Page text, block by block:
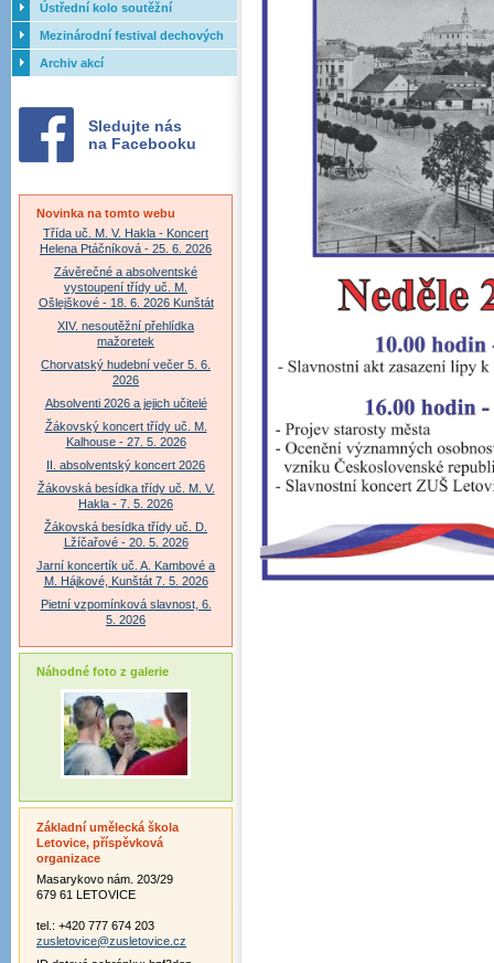
Ústřední kolo soutěžní
přehlídky dechových orchestrů
ZUŠ - 2017
Mezinárodní festival dechových
orchestrů - Letovice
Archiv akcí
Sledujte nás
na Facebooku
Novinka na tomto webu
Třída uč. M. V. Hakla - Koncert
Helena Ptáčníková - 25. 6. 2026
Závěrečné a absolventské
vystoupení třídy uč. M.
Ošlejškové - 18. 6. 2026 Kunštát
XIV. nesoutěžní přehlídka
mažoretek
Chorvatský hudební večer 5. 6.
2026
Absolventi 2026 a jejich učitelé
Žákovský koncert třídy uč. M.
Kalhouse - 27. 5. 2026
II. absolventský koncert 2026
Žákovská besídka třídy uč. M. V.
Hakla - 7. 5. 2026
Žákovská besídka třídy uč. D.
Lžíčařové - 20. 5. 2026
Jarní koncertík uč. A. Kambové a
M. Hájkové, Kunštát 7. 5. 2026
Pietní vzpomínková slavnost, 6.
5. 2026
Náhodné foto z galerie
Základní umělecká škola
Letovice, příspěvková
organizace
Masarykovo nám. 203/29
679 61 LETOVICE
tel.: +420 777 674 203
zusletovice@zusletovice.cz